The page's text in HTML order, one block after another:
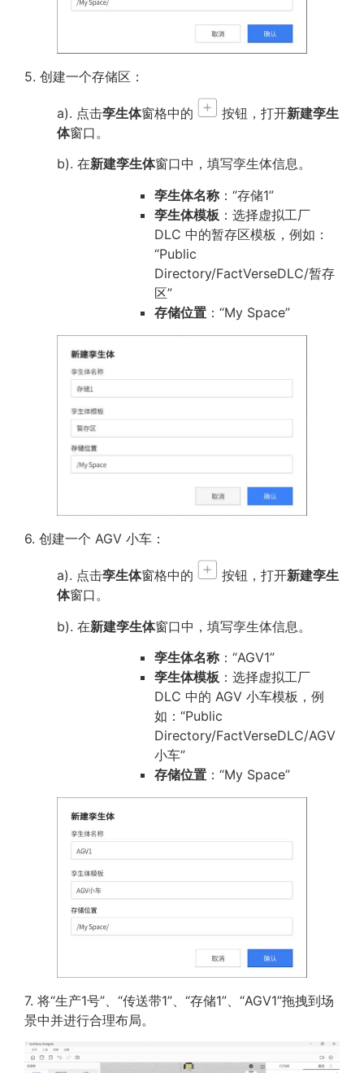
5. 创建一个存储区：
a). 点击孪生体窗格中的 按钮，打开新建孪生
体窗口。
b). 在新建孪生体窗口中，填写孪生体信息。
孪生体名称 ：“存储1”
孪生体模板 ：选择虚拟工厂
DLC 中的暂存区模板，例如：
“Public
Directory/FactVerseDLC/暂存
区”
存储位置 ：“My Space”
6. 创建一个 AGV 小车：
a). 点击孪生体窗格中的 按钮，打开新建孪生
体窗口。
b). 在新建孪生体窗口中，填写孪生体信息。
孪生体名称 ：“AGV1”
孪生体模板 ：选择虚拟工厂
DLC 中的 AGV 小车模板，例
如：“Public
Directory/FactVerseDLC/AGV
小车”
存储位置 ：“My Space”
7. 将“生产1号”、“传送带1”、“存储1”、“AGV1”拖拽到场
景中并进行合理布局。